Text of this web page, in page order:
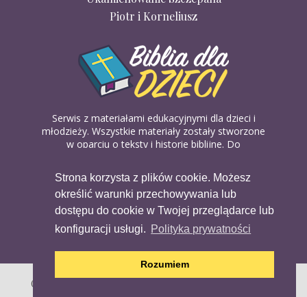
Strona korzysta z plików cookie. Możesz
określić warunki przechowywania lub
dostępu do cookie w Twojej przeglądarce lub
konfiguracji usługi. Polityka prywatności
Rozumiem
Piotr i Korneliusz
Serwis z materiałami edukacyjnymi dla dzieci i
młodzieży. Wszystkie materiały zostały stworzone
w oparciu o teksty i historie biblijne. Do
biblijnych. Można je pobierać, drukować i
udostępniać bez żadnych opłat. Materiałów
dostępnych na serwisie nie można wykorzystywać
w celach komercyjnych.
Copyright (c) 2020 Copyright Holder All Rights Reserved.